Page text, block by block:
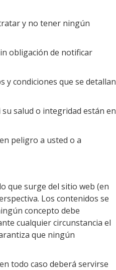
y no tener ningún
obligación de notificar
y condiciones que se detallan
su salud o integridad están en
peligro a usted o a
que surge del sitio web (en
Los contenidos se
concepto debe
cualquier circunstancia el
que ningún
todo caso deberá servirse